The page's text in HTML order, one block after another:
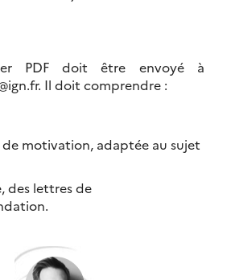
PDF doit être envoyé à
Il doit comprendre :
motivation, adaptée au sujet
des lettres de